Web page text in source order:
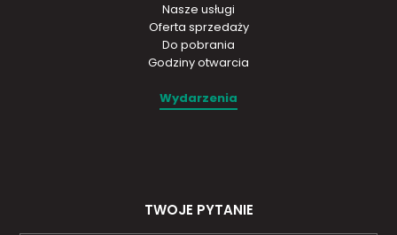
Nasze usługi
Oferta sprzedaży
Do pobrania
Godziny otwarcia
Wydarzenia
TWOJE PYTANIE